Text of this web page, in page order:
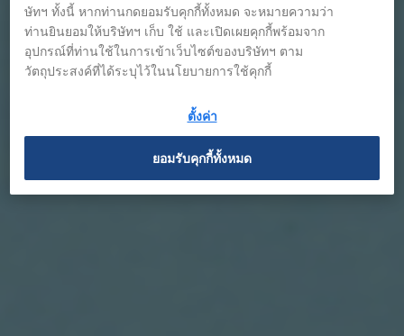
ษัทฯ ทั้งนี้ หากท่านกดยอมรับคุกกี้ทั้งหมด จะหมายความว่า
ท่านยินยอมให้บริษัทฯ เก็บ ใช้ และเปิดเผยคุกกี้พร้อมจาก
อุปกรณ์ที่ท่านใช้ในการเข้าเว็บไซต์ของบริษัทฯ ตาม
วัตถุประสงค์ที่ได้ระบุไว้ในนโยบายการใช้คุกกี้
ตั้งค่า
ยอมรับคุกกี้ทั้งหมด